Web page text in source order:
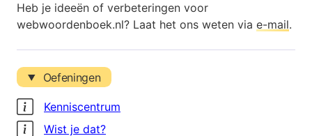
Heb je ideeën of verbeteringen voor
webwoordenboek.nl? Laat het ons weten via e-mail.
Oefeningen
Kenniscentrum
Wist je dat?